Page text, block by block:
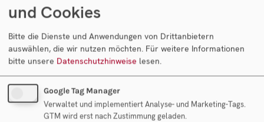
Mag. Rudolf Fantl
Geschäftsführung Fantl Consulting GmbH
und Cookies
Bitte die Dienste und Anwendungen von Drittanbietern
auswählen, die wir nutzen möchten. Für weitere Informationen
bitte unsere Datenschutzhinweise lesen.
Google Tag Manager
Verwaltet und implementiert Analyse- und Marketing-Tags.
GTM wird erst nach Zustimmung geladen.